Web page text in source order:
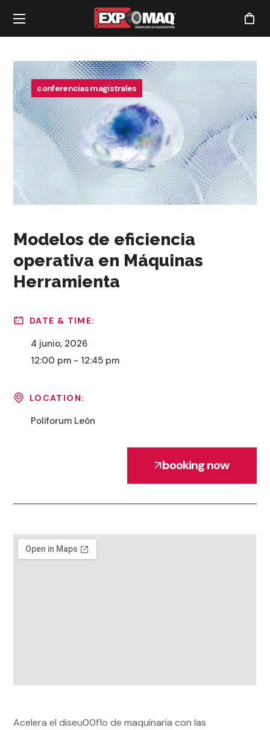
conferencias magistrales
Modelos de eficiencia
operativa en Máquinas
Herramienta
DATE & TIME:
4 junio, 2026
12:00 pm - 12:45 pm
LOCATION:
Poliforum León
booking now
Acelera el diseu00f1o de maquinaria con las